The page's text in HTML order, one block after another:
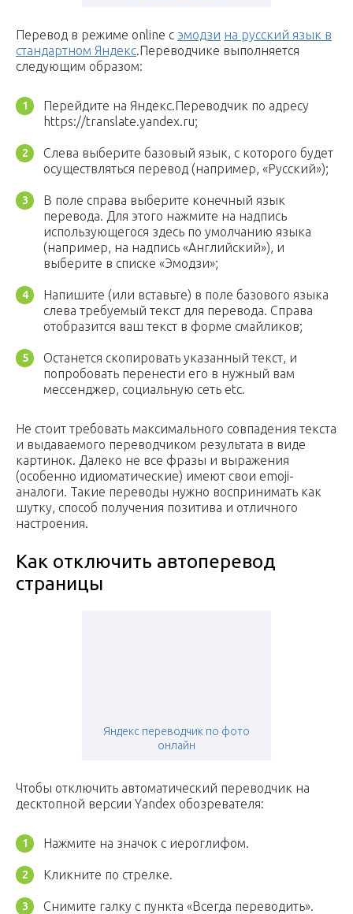
Перевод в режиме online с эмодзи на русский язык в
стандартном Яндекс.Переводчике выполняется
следующим образом:
Перейдите на Яндекс.Переводчик по адресу
https://translate.yandex.ru;
Слева выберите базовый язык, с которого будет
осуществляться перевод (например, «Русский»);
В поле справа выберите конечный язык
перевода. Для этого нажмите на надпись
использующегося здесь по умолчанию языка
(например, на надпись «Английский»), и
выберите в списке «Эмодзи»;
Напишите (или вставьте) в поле базового языка
слева требуемый текст для перевода. Справа
отобразится ваш текст в форме смайликов;
Останется скопировать указанный текст, и
попробовать перенести его в нужный вам
мессенджер, социальную сеть etc.
Не стоит требовать максимального совпадения текста
и выдаваемого переводчиком результата в виде
картинок. Далеко не все фразы и выражения
(особенно идиоматические) имеют свои emoji-
аналоги. Такие переводы нужно воспринимать как
шутку, способ получения позитива и отличного
настроения.
Как отключить автоперевод
страницы
Яндекс переводчик по фото
онлайн
Чтобы отключить автоматический переводчик на
десктопной версии Yandex обозревателя:
Нажмите на значок с иероглифом.
Кликните по стрелке.
Снимите галку с пункта «Всегда переводить».